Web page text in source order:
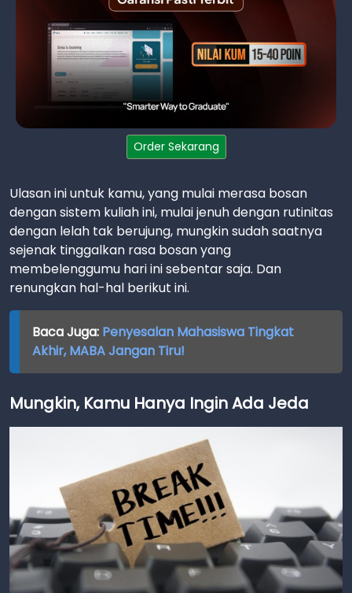
Order Sekarang
Ulasan ini untuk kamu, yang mulai merasa bosan
dengan sistem kuliah ini, mulai jenuh dengan rutinitas
dengan lelah tak berujung, mungkin sudah saatnya
sejenak tinggalkan rasa bosan yang
membelenggumu hari ini sebentar saja. Dan
renungkan hal-hal berikut ini.
Baca Juga: Penyesalan Mahasiswa Tingkat
Akhir, MABA Jangan Tiru!
Mungkin, Kamu Hanya Ingin Ada Jeda